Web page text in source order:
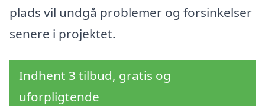
plads vil undgå problemer og forsinkelser
senere i projektet.
Indhent 3 tilbud, gratis og
uforpligtende